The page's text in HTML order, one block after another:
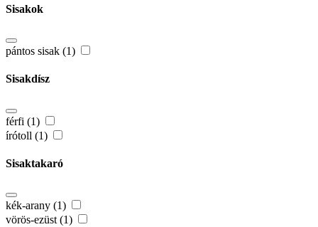
Sisakok
pántos sisak (1)
Sisakdísz
férfi (1)
írótoll (1)
Sisaktakaró
kék-arany (1)
vörös-ezüst (1)